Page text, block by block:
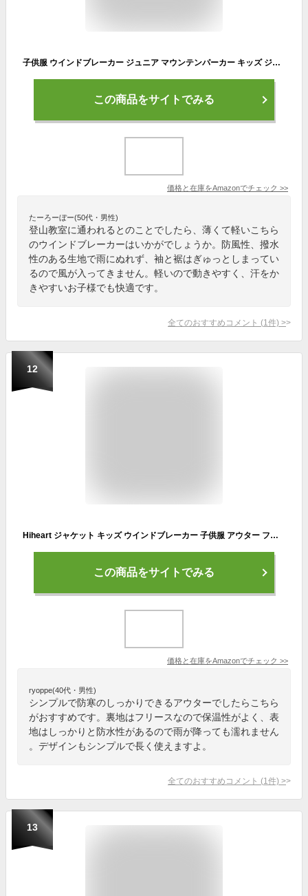
子供服 ウインドブレーカー ジュニア マウンテンパーカー キッズ ジャケット 男の子 ジャンパー 子供 女の子 レインコート 雨合羽 フード付き アウトドアジャケット 両面着用 多機能 防風 防水 防寒 軽量 登山 ランニング 遠足 グリーン 150
この商品をサイトでみる
価格と在庫をAmazonでチェック >>
たーろーぼー(50代・男性)
登山教室に通われるとのことでしたら、薄くて軽いこちら
のウインドブレーカーはいかがでしょうか。防風性、撥水
性のある生地で雨にぬれず、袖と裾はぎゅっとしまってい
るので風が入ってきません。軽いので動きやすく、汗をか
きやすいお子様でも快適です。
全てのおすすめコメント (1 件) >
12
Hiheart ジャケット キッズ ウインドブレーカー 子供服 アウター フリース 防寒 防水 男の子 ネイビー 120
この商品をサイトでみる
価格と在庫をAmazonでチェック >>
ryoppe(40代・男性)
シンプルで防寒のしっかりできるアウターでしたらこちら
がおすすめです。裏地はフリースなので保温性がよく、表
地はしっかりと防水性があるので雨が降っても濡れません
。デザインもシンプルで長く使えますよ。
全てのおすすめコメント (1 件) >
13